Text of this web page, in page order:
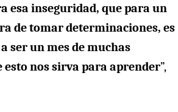
esa inseguridad, que para un
de tomar determinaciones, es
ser un mes de muchas
esto nos sirva para aprender”,